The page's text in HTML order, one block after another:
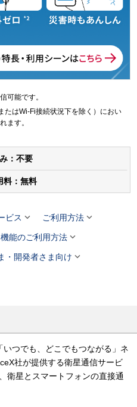
可能です。
たはWi-Fi接続状況下を除く）におい
ます。
：不要
料：無料
ビス  ご利用方法
能のご利用方法
・開発者さま向け 
いつでも、どこでもつながる」ネ
社が提供する衛星通信サービ
衛星とスマートフォンの直接通